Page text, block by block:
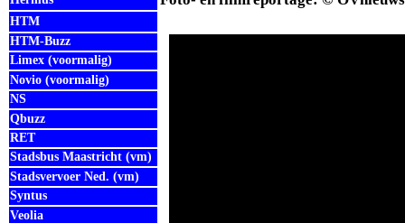
HTM
HTM-Buzz
Limex (voormalig)
Novio (voormalig)
NS
Qbuzz
RET
Stadsbus Maastricht (vm)
Stadsvervoer Ned. (vm)
Syntus
Veolia